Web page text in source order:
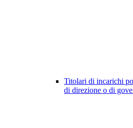
Titolari di incarichi
di direzione o di